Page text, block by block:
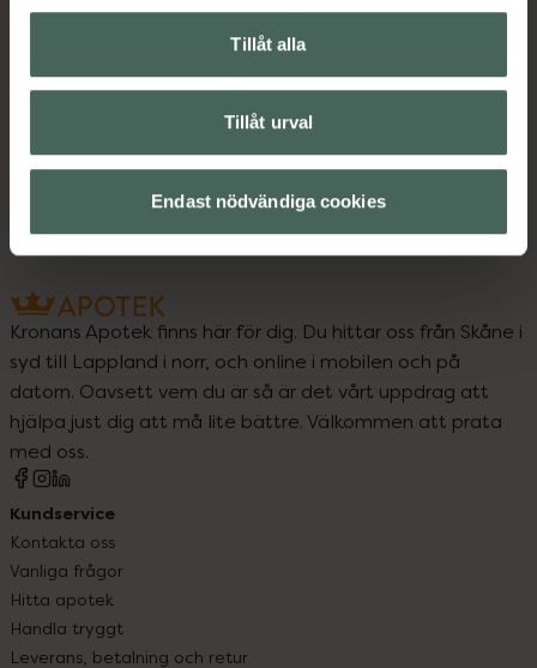
Tillåt alla
Tillåt urval
Endast nödvändiga cookies
Bipacksedel från FASS
Kronans Apotek finns här för dig. Du hittar oss från Skåne i
syd till Lappland i norr, och online i mobilen och på
datorn. Oavsett vem du är så är det vårt uppdrag att
hjälpa just dig att må lite bättre. Välkommen att prata
med oss.
Kundservice
Kontakta oss
Vanliga frågor
Hitta apotek
Handla tryggt
Leverans, betalning och retur